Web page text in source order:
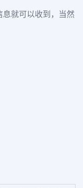
就可以收到，当然